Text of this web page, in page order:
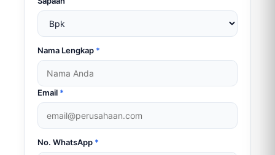
Nama Lengkap *
Email *
No. WhatsApp *